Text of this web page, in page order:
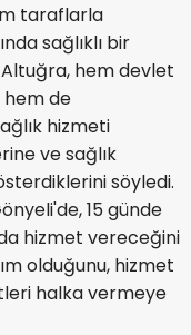
taraflarla
sağlıklı bir
Altuğra, hem devlet
de
hizmeti
ve sağlık
söyledi.
15 günde
hizmet vereceğini
olduğunu, hizmet
halka vermeye